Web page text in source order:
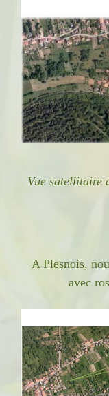
Vue satellitaire
A Plesnois,
avec